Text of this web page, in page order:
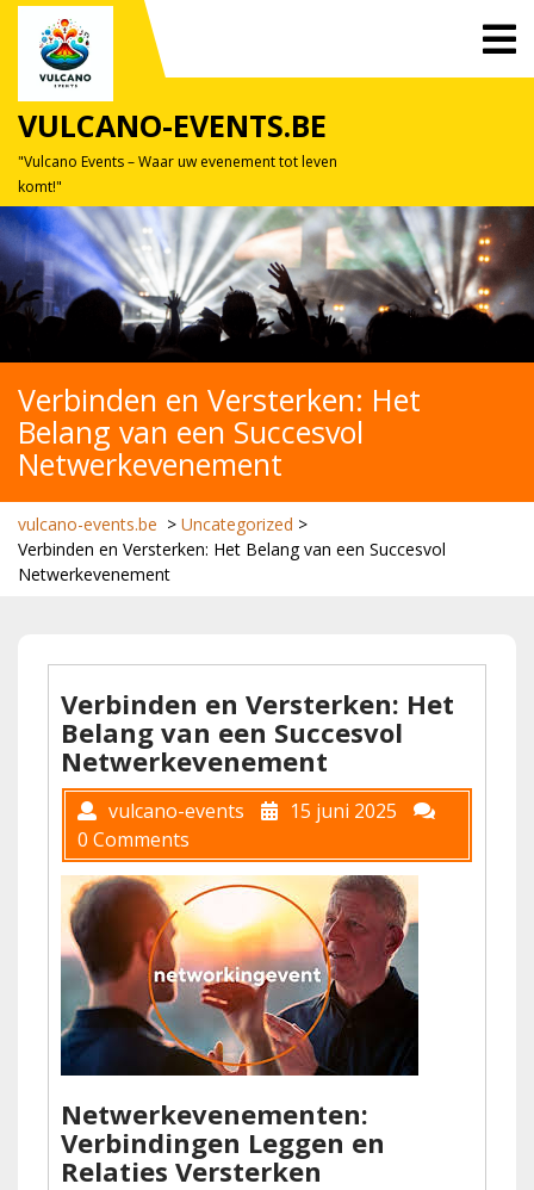
Skip
content
VULCANO-EVENTS.BE
"Vulcano Events – Waar uw evenement tot leven
komt!"
Verbinden en Versterken: Het
Belang van een Succesvol
Netwerkevenement
vulcano-events.be > Uncategorized >
Verbinden en Versterken: Het Belang van een Succesvol
Netwerkevenement
Verbinden en Versterken: Het
Belang van een Succesvol
Netwerkevenement
vulcano-events
15 juni 2025
0 Comments
Netwerkevenementen:
Verbindingen Leggen en
Relaties Versterken